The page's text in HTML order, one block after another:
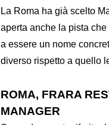
La Roma ha già scelto
aperta anche la pista
a essere un nome
diverso rispetto a quello
ROMA, FRARA
MANAGER